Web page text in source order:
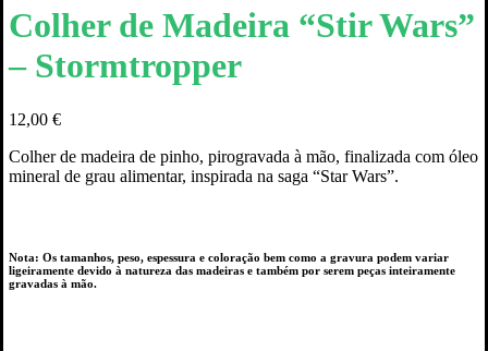
Colher de Madeira “Stir Wars”
– Stormtropper
12,00 €
Colher de madeira de pinho, pirogravada à mão, finalizada com óleo
mineral de grau alimentar, inspirada na saga “Star Wars”.
Nota: Os tamanhos, peso, espessura e coloração bem como a gravura podem variar
ligeiramente devido à natureza das madeiras e também por serem peças inteiramente
gravadas à mão.